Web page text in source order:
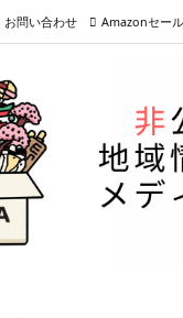
お問い合わせ Amazonセー